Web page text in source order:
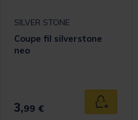
panier
SILVER STONE
Coupe fil silverstone
neo
3,99 € Ajouter